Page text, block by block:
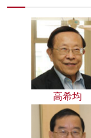
高希均